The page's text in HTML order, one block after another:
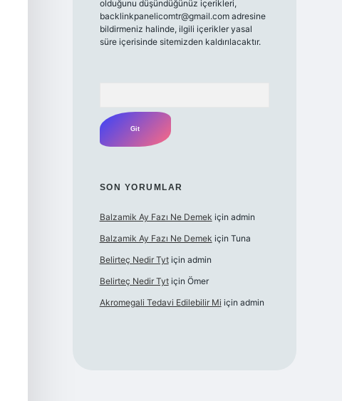
olduğunu düşündüğünüz içerikleri,
backlinkpanelicomtr@gmail.comadresine
bildirmeniz halinde, ilgili içerikler yasal
süre içerisinde sitemizden kaldırılacaktır.
SON YORUMLAR
Balzamik Ay Fazı Ne Demek için admin
Balzamik Ay Fazı Ne Demek için Tuna
Belirteç Nedir Tytiçin admin
Belirteç Nedir Tytiçin Ömer
Akromegali Tedavi Edilebilir Mi için admin